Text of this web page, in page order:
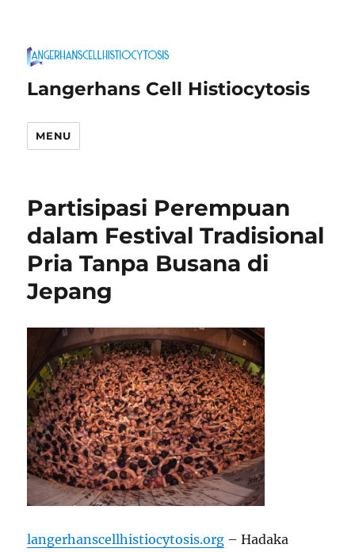
Langerhans Cell Histiocytosis
MENU
Partisipasi Perempuan
dalam Festival Tradisional
Pria Tanpa Busana di
Jepang
langerhanscellhistiocytosis.org – Hadaka